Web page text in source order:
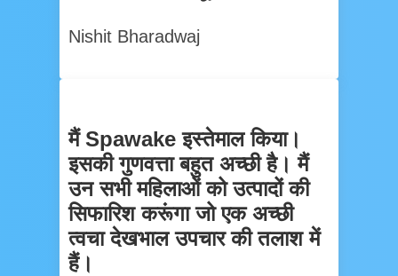
Nishit Bharadwaj
मैं Spawake इस्तेमाल किया।
इसकी गुणवत्ता बहुत अच्छी है। मैं
उन सभी महिलाओं को उत्पादों की
सिफारिश करूंगा जो एक अच्छी
त्वचा देखभाल उपचार की तलाश में
हैं।